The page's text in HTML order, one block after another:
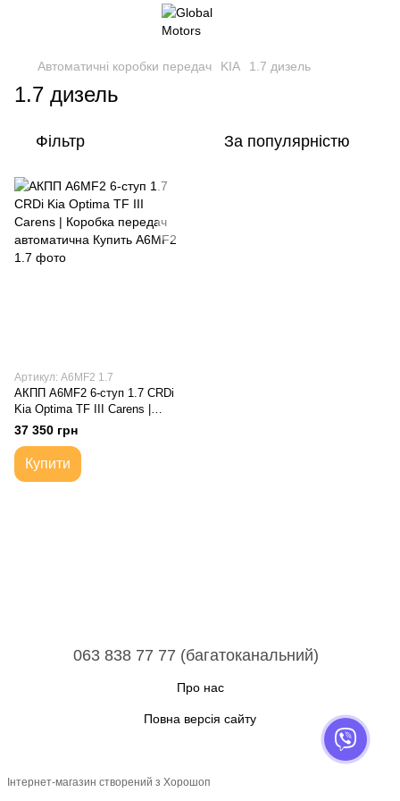
Автоматичні коробки передач KIA 1.7 дизель
1.7 дизель
Фільтр За популярністю
Артикул: A6MF2 1.7
АКПП A6MF2 6-ступ 1.7 CRDi
Kia Optima TF III Carens |
Коробка передач автоматична
37 350 грн
Купити
063 838 77 77 (багатоканальний)
Про нас
Повна версія сайту
Інтернет-магазин створений з Хорошоп